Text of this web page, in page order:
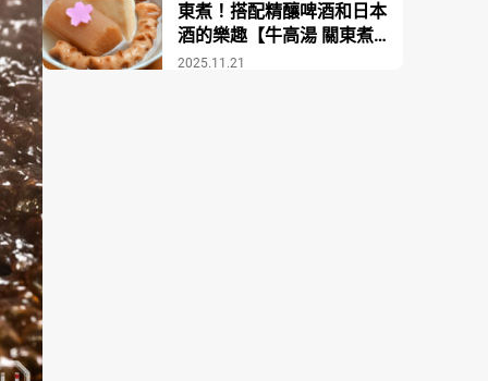
2025.11.21
東煮！搭配精釀啤酒和日本
酒的樂趣【牛高湯 關東煮酒
場COZAKURA】